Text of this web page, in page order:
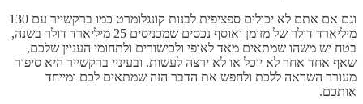
וגם אם אתם לא יכולים ספציפית לבנות קונגלומרט כמו ברקשייר עם 130
מיליארד דולר של מזומן ואוסף נכסים שמכניסים 25 מיליארד דולר בשנה,
בטח יש משהו שמתאים מאד לאופי ולכישורים ולתחומי העניין שלכם,
שאף אחד אחר לא יוכל או לא ירצה לעשות. ובעיניי ברקשייר היא סיפור
מעורר השראה ללכת ולחפש את הדבר הזה שמתאים לכם ומייחד
אותכם.